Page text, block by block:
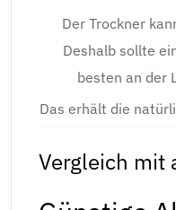
Der Trockner
Deshalb sollte
besten an der
Das erhält die
Vergleich mit